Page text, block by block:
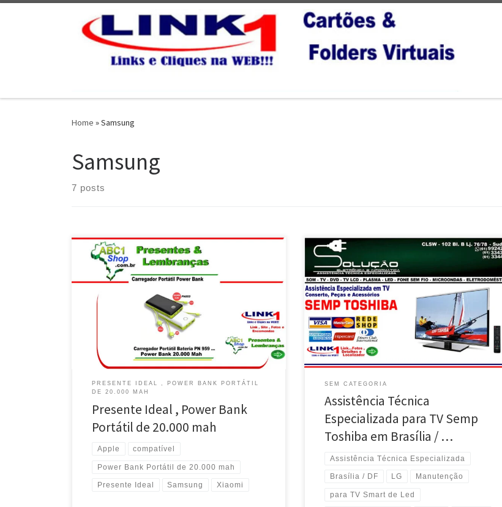
Home »Samsung
Samsung
7 posts
Abc1Shop Presentes , Carregador Portátil Power Bank
, de 20.000 Amperes , compatível com todos os
Celulares Presente Dia das Mães ,Carregador Portátil
Power Bank , compatível com celulares Apple ,
Samsung e Xiaomi Presente de Aniversário ,
Carregador Portátil Power Bank de 20.000 Amperes,
compatível com Motorola e […]
PRESENTE IDEAL , POWER BANK PORTÁTIL
DE 20.000 MAH
Presente Ideal , Power Bank
Portátil de 20.000 mah
Apple compatível
Power Bank Portátil de 20.000 mah
Presente Ideal Samsung Xiaomi
Solução Eletrônica , Assistência Técnica em TV Smart
de LED Semp Toshiba – Brasília / DF TV Smart de LED
Semp Toshiba , Reparo da Placa Eletrônica , Busca e
Entrega – Guará / DF Manutenção , Peças e Acessórios
para TV Smart Semp Toshiba – Sudoeste / Brasília /
[…]
SEM CATEGORIA
Assistência Técnica
Especializada para TV Semp
Toshiba em Brasília / …
Assistência Técnica Especializada
Brasília / DF LG Manutenção
para TV Smart de Led